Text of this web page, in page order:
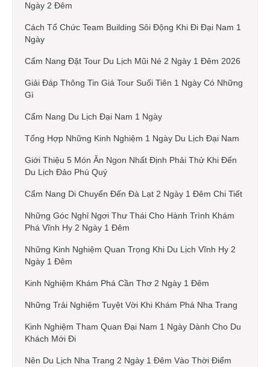
Ngày 2 Đêm
Cách Tổ Chức Team Building Sôi Động Khi Đi Đại Nam 1
Ngày
Cẩm Nang Đặt Tour Du Lịch Mũi Né 2 Ngày 1 Đêm 2026
Giải Đáp Thông Tin Giá Tour Suối Tiên 1 Ngày Có Những
Gì
Cẩm Nang Du Lịch Đại Nam 1 Ngày
Tổng Hợp Những Kinh Nghiệm 1 Ngày Du Lịch Đại Nam
Giới Thiệu 5 Món Ăn Ngon Nhất Định Phải Thử Khi Đến
Du Lịch Đảo Phú Quý
Cẩm Nang Di Chuyển Đến Đà Lạt 2 Ngày 1 Đêm Chi Tiết
Những Góc Nghỉ Ngơi Thư Thái Cho Hành Trình Khám
Phá Vĩnh Hy 2 Ngày 1 Đêm
Những Kinh Nghiệm Quan Trọng Khi Du Lịch Vĩnh Hy 2
Ngày 1 Đêm
Kinh Nghiệm Khám Phá Cần Thơ 2 Ngày 1 Đêm
Những Trải Nghiệm Tuyệt Vời Khi Khám Phá Nha Trang
Kinh Nghiệm Tham Quan Đại Nam 1 Ngày Dành Cho Du
Khách Mới Đi
Nên Du Lịch Nha Trang 2 Ngày 1 Đêm Vào Thời Điểm